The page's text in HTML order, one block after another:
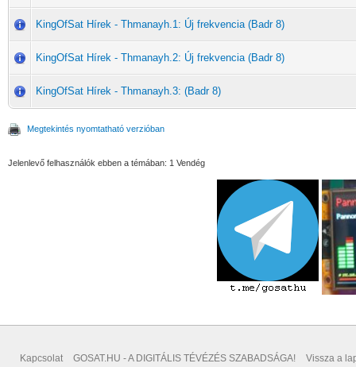
KingOfSat Hírek - Thmanayh.1: Új frekvencia (Badr 8)
KingOfSat Hírek - Thmanayh.2: Új frekvencia (Badr 8)
KingOfSat Hírek - Thmanayh.3: (Badr 8)
Megtekintés nyomtatható verzióban
Jelenlevő felhasználók ebben a témában: 1 Vendég
Kapcsolat GOSAT.HU - A DIGITÁLIS TÉVÉZÉS SZABADSÁGA! Vissza a